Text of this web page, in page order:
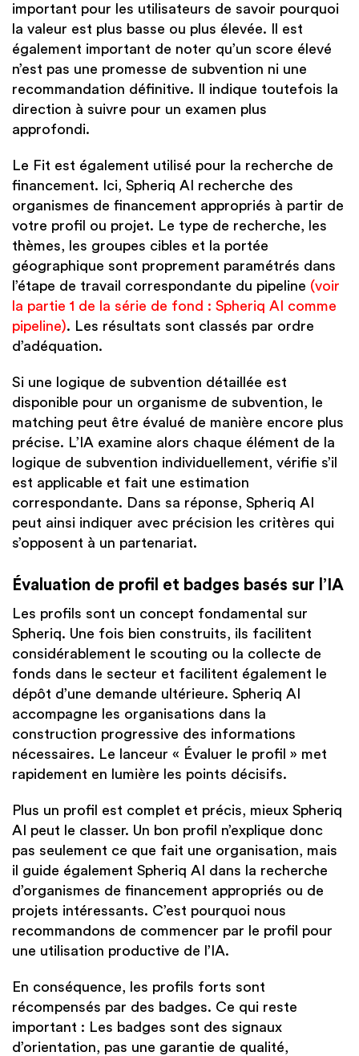
important pour les utilisateurs de savoir pourquoi
la valeur est plus basse ou plus élevée. Il est
également important de noter qu’un score élevé
n’est pas une promesse de subvention ni une
recommandation définitive. Il indique toutefois la
direction à suivre pour un examen plus
approfondi.
Le Fit est également utilisé pour la recherche de
financement. Ici, Spheriq AI recherche des
organismes de financement appropriés à partir de
votre profil ou projet. Le type de recherche, les
thèmes, les groupes cibles et la portée
géographique sont proprement paramétrés dans
l’étape de travail correspondante du pipeline (voir
la partie 1 de la série de fond : Spheriq AI comme
pipeline). Les résultats sont classés par ordre
d’adéquation.
Si une logique de subvention détaillée est
disponible pour un organisme de subvention, le
matching peut être évalué de manière encore plus
précise. L’IA examine alors chaque élément de la
logique de subvention individuellement, vérifie s’il
est applicable et fait une estimation
correspondante. Dans sa réponse, Spheriq AI
peut ainsi indiquer avec précision les critères qui
s’opposent à un partenariat.
Évaluation de profil et badges basés sur l’IA
Les profils sont un concept fondamental sur
Spheriq. Une fois bien construits, ils facilitent
considérablement le scouting ou la collecte de
fonds dans le secteur et facilitent également le
dépôt d’une demande ultérieure. Spheriq AI
accompagne les organisations dans la
construction progressive des informations
nécessaires. Le lanceur « Évaluer le profil » met
rapidement en lumière les points décisifs.
Plus un profil est complet et précis, mieux Spheriq
AI peut le classer. Un bon profil n’explique donc
pas seulement ce que fait une organisation, mais
il guide également Spheriq AI dans la recherche
d’organismes de financement appropriés ou de
projets intéressants. C’est pourquoi nous
recommandons de commencer par le profil pour
une utilisation productive de l’IA.
En conséquence, les profils forts sont
récompensés par des badges. Ce qui reste
important : Les badges sont des signaux
d’orientation, pas une garantie de qualité,